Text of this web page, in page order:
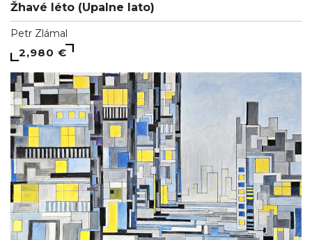
Žhavé léto (Upalne lato)
Petr Zlámal
2,980 €